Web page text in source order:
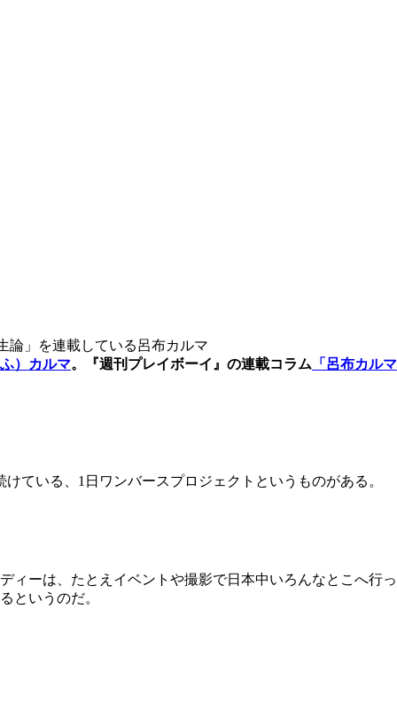
論」を連載している呂布カルマ
）カルマ。『週刊プレイボーイ』の連載コラム 「呂布カルマ
ている、1日ワンバースプロジェクトというものがある。
ィーは、たとえイベントや撮影で日本中いろんなとこへ行っ
というのだ。